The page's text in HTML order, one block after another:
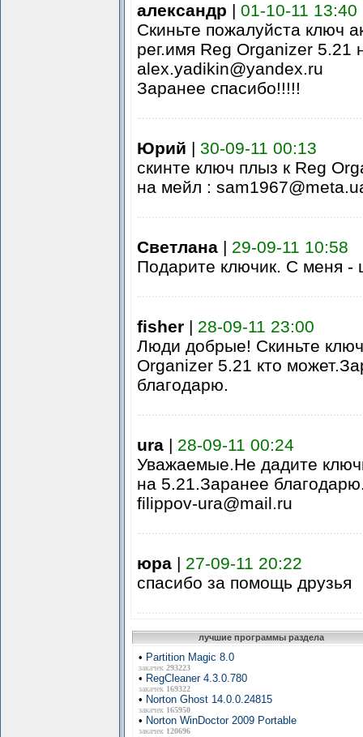
александр | 01-10-11 13:40
Скиньте пожалуйста ключ
рег.имя Reg Organizer 5.21
alex.yadikin@yandex.ru
Заранее спасибо!!!!!
Юрий | 30-09-11 00:13
скинте ключ плыз к Reg
на мейл :
Cветлана| 29-09-11 10:58
Подарите ключик. С меня -
fisher| 28-09-11 23:00
Люди добрые! Скиньте
Organizer 5.21 кто
благодарю.
ura| 28-09-11 00:24
Уважаемые.Не дадите
на 5.21.Заранее
filippov-ura@mail.ru
юра| 27-09-11 20:22
спасибо за помощь друзья
лучшие программы раздела
• Partition Magic 8.0
закачек 293223
• RegCleaner 4.3.0.780
закачек 169322
• Norton Ghost 14.0.0.24815
закачек 165950
• Norton WinDoctor 2009 Portable
закачек 120696